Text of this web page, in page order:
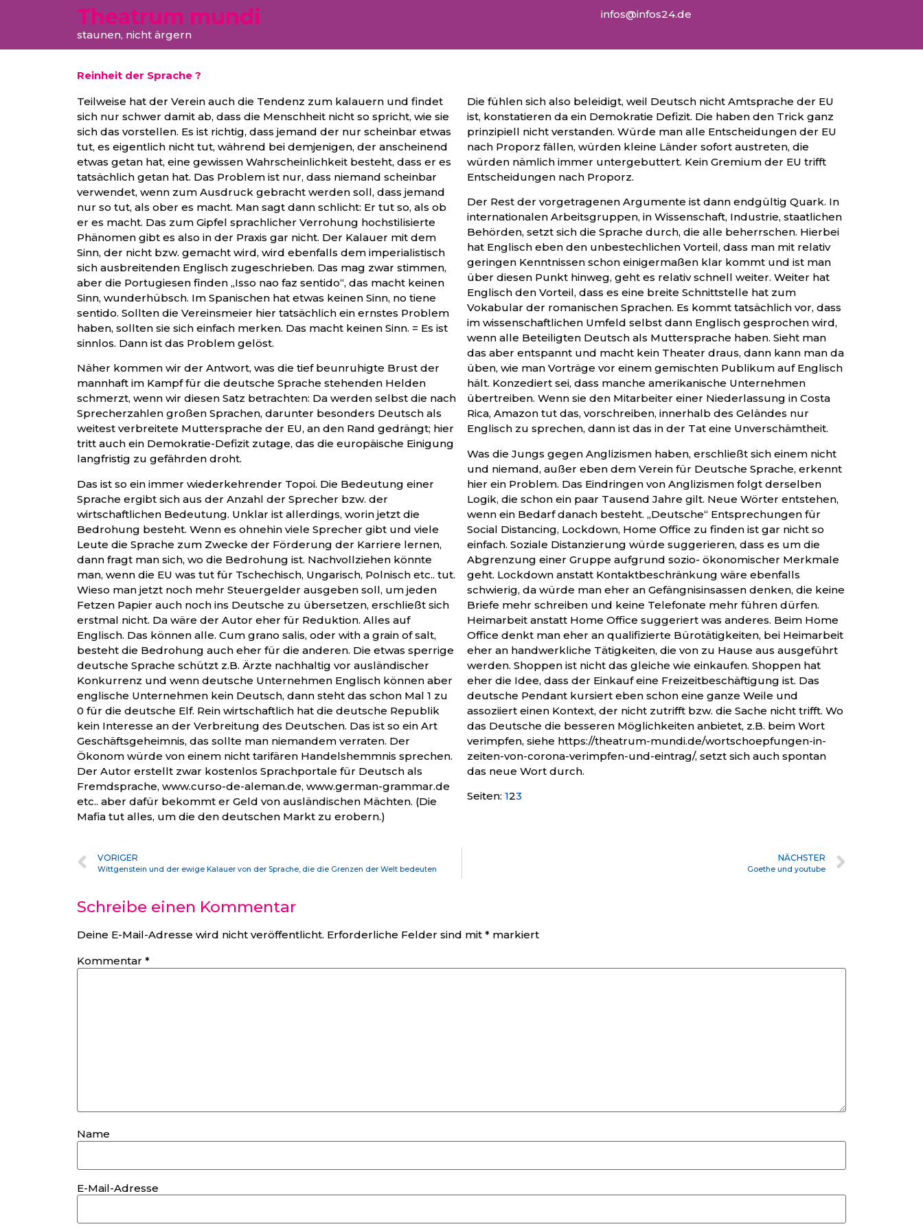
Theatrum mundi
staunen, nicht ärgern
infos@infos24.de
Reinheit der Sprache ?
Teilweise hat der Verein auch die Tendenz zum kalauern und findet
sich nur schwer damit ab, dass die Menschheit nicht so spricht, wie sie
sich das vorstellen. Es ist richtig, dass jemand der nur scheinbar etwas
tut, es eigentlich nicht tut, während bei demjenigen, der anscheinend
etwas getan hat, eine gewissen Wahrscheinlichkeit besteht, dass er es
tatsächlich getan hat. Das Problem ist nur, dass niemand scheinbar
verwendet, wenn zum Ausdruck gebracht werden soll, dass jemand
nur so tut, als ober es macht. Man sagt dann schlicht: Er tut so, als ob
er es macht. Das zum Gipfel sprachlicher Verrohung hochstilisierte
Phänomen gibt es also in der Praxis gar nicht. Der Kalauer mit dem
Sinn, der nicht bzw. gemacht wird, wird ebenfalls dem imperialistisch
sich ausbreitenden Englisch zugeschrieben. Das mag zwar stimmen,
aber die Portugiesen finden „Isso nao faz sentido“, das macht keinen
Sinn, wunderhübsch. Im Spanischen hat etwas keinen Sinn, no tiene
sentido. Sollten die Vereinsmeier hier tatsächlich ein ernstes Problem
haben, sollten sie sich einfach merken. Das macht keinen Sinn. = Es ist
sinnlos. Dann ist das Problem gelöst.
Näher kommen wir der Antwort, was die tief beunruhigte Brust der
mannhaft im Kampf für die deutsche Sprache stehenden Helden
schmerzt, wenn wir diesen Satz betrachten: Da werden selbst die nach
Sprecherzahlen großen Sprachen, darunter besonders Deutsch als
weitest verbreitete Muttersprache der EU, an den Rand gedrängt; hier
tritt auch ein Demokratie-Defizit zutage, das die europäische Einigung
langfristig zu gefährden droht.
Das ist so ein immer wiederkehrender Topoi. Die Bedeutung einer
Sprache ergibt sich aus der Anzahl der Sprecher bzw. der
wirtschaftlichen Bedeutung. Unklar ist allerdings, worin jetzt die
Bedrohung besteht. Wenn es ohnehin viele Sprecher gibt und viele
Leute die Sprache zum Zwecke der Förderung der Karriere lernen,
dann fragt man sich, wo die Bedrohung ist. Nachvollziehen könnte
man, wenn die EU was tut für Tschechisch, Ungarisch, Polnisch etc.. tut.
Wieso man jetzt noch mehr Steuergelder ausgeben soll, um jeden
Fetzen Papier auch noch ins Deutsche zu übersetzen, erschließt sich
erstmal nicht. Da wäre der Autor eher für Reduktion. Alles auf
Englisch. Das können alle. Cum grano salis, oder with a grain of salt,
besteht die Bedrohung auch eher für die anderen. Die etwas sperrige
deutsche Sprache schützt z.B. Ärzte nachhaltig vor ausländischer
Konkurrenz und wenn deutsche Unternehmen Englisch können aber
englische Unternehmen kein Deutsch, dann steht das schon Mal 1 zu
0 für die deutsche Elf. Rein wirtschaftlich hat die deutsche Republik
kein Interesse an der Verbreitung des Deutschen. Das ist so ein Art
Geschäftsgeheimnis, das sollte man niemandem verraten. Der
Ökonom würde von einem nicht tarifären Handelshemmnis sprechen.
Der Autor erstellt zwar kostenlos Sprachportale für Deutsch als
Fremdsprache, www.curso-de-aleman.de, www.german-grammar.de
etc.. aber dafür bekommt er Geld von ausländischen Mächten. (Die
Mafia tut alles, um die den deutschen Markt zu erobern.)
Die fühlen sich also beleidigt, weil Deutsch nicht Amtsprache der EU
ist, konstatieren da ein Demokratie Defizit. Die haben den Trick ganz
prinzipiell nicht verstanden. Würde man alle Entscheidungen der EU
nach Proporz fällen, würden kleine Länder sofort austreten, die
würden nämlich immer untergebuttert. Kein Gremium der EU trifft
Entscheidungen nach Proporz.
Der Rest der vorgetragenen Argumente ist dann endgültig Quark. In
internationalen Arbeitsgruppen, in Wissenschaft, Industrie, staatlichen
Behörden, setzt sich die Sprache durch, die alle beherrschen. Hierbei
hat Englisch eben den unbestechlichen Vorteil, dass man mit relativ
geringen Kenntnissen schon einigermaßen klar kommt und ist man
über diesen Punkt hinweg, geht es relativ schnell weiter. Weiter hat
Englisch den Vorteil, dass es eine breite Schnittstelle hat zum
Vokabular der romanischen Sprachen. Es kommt tatsächlich vor, dass
im wissenschaftlichen Umfeld selbst dann Englisch gesprochen wird,
wenn alle Beteiligten Deutsch als Muttersprache haben. Sieht man
das aber entspannt und macht kein Theater draus, dann kann man da
üben, wie man Vorträge vor einem gemischten Publikum auf Englisch
hält. Konzediert sei, dass manche amerikanische Unternehmen
übertreiben. Wenn sie den Mitarbeiter einer Niederlassung in Costa
Rica, Amazon tut das, vorschreiben, innerhalb des Geländes nur
Englisch zu sprechen, dann ist das in der Tat eine Unverschämtheit.
Was die Jungs gegen Anglizismen haben, erschließt sich einem nicht
und niemand, außer eben dem Verein für Deutsche Sprache, erkennt
hier ein Problem. Das Eindringen von Anglizismen folgt derselben
Logik, die schon ein paar Tausend Jahre gilt. Neue Wörter entstehen,
wenn ein Bedarf danach besteht. „Deutsche“ Entsprechungen für
Social Distancing, Lockdown, Home Office zu finden ist gar nicht so
einfach. Soziale Distanzierung würde suggerieren, dass es um die
Abgrenzung einer Gruppe aufgrund sozio- ökonomischer Merkmale
geht. Lockdown anstatt Kontaktbeschränkung wäre ebenfalls
schwierig, da würde man eher an Gefängnisinsassen denken, die keine
Briefe mehr schreiben und keine Telefonate mehr führen dürfen.
Heimarbeit anstatt Home Office suggeriert was anderes. Beim Home
Office denkt man eher an qualifizierte Bürotätigkeiten, bei Heimarbeit
eher an handwerkliche Tätigkeiten, die von zu Hause aus ausgeführt
werden. Shoppen ist nicht das gleiche wie einkaufen. Shoppen hat
eher die Idee, dass der Einkauf eine Freizeitbeschäftigung ist. Das
deutsche Pendant kursiert eben schon eine ganze Weile und
assoziiert einen Kontext, der nicht zutrifft bzw. die Sache nicht trifft. Wo
das Deutsche die besseren Möglichkeiten anbietet, z.B. beim Wort
verimpfen, siehe https://theatrum-mundi.de/wortschoepfungen-in-
zeiten-von-corona-verimpfen-und-eintrag/, setzt sich auch spontan
das neue Wort durch.
Seiten: 123
VORIGER
Wittgenstein und der ewige Kalauer von der Sprache, die die Grenzen der Welt bedeuten
NÄCHSTER
Goethe und youtube
Schreibe einen Kommentar
Deine E-Mail-Adresse wird nicht veröffentlicht. Erforderliche Felder sind mit * markiert
Kommentar *
Name
E-Mail-Adresse